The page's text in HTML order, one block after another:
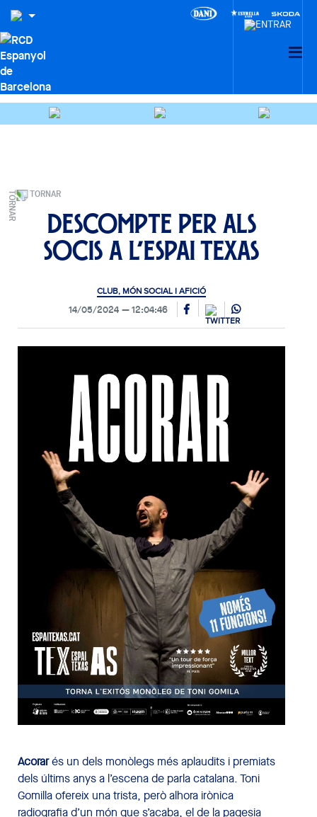
TORNAR
Descompte per als
socis a l’Espai Texas
CLUB, MÓN SOCIAL I AFICIÓ
14/05/2024 12:04:46
Acorarés un dels monòlegs més aplaudits i premiats
dels últims anys a l’escena de parla catalana. Toni
Gomilla ofereix una trista, però alhora irònica
radiografia d’un món que s’acaba, el de la pagesia